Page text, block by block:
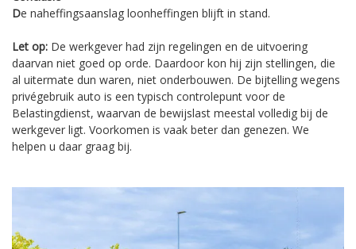
De naheffingsaanslag loonheffingen blijft in stand.
Let op: De werkgever had zijn regelingen en de uitvoering
daarvan niet goed op orde. Daardoor kon hij zijn stellingen, die
al uitermate dun waren, niet onderbouwen. De bijtelling wegens
privégebruik auto is een typisch controlepunt voor de
Belastingdienst, waarvan de bewijslast meestal volledig bij de
werkgever ligt. Voorkomen is vaak beter dan genezen. We
helpen u daar graag bij.